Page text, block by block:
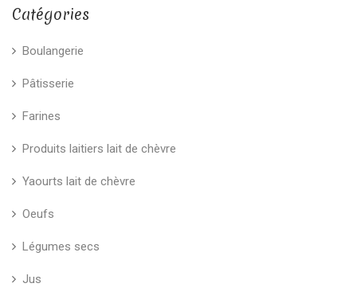
Catégories
Boulangerie
Pâtisserie
Farines
Produits laitiers lait de chèvre
Yaourts lait de chèvre
Oeufs
Légumes secs
Jus